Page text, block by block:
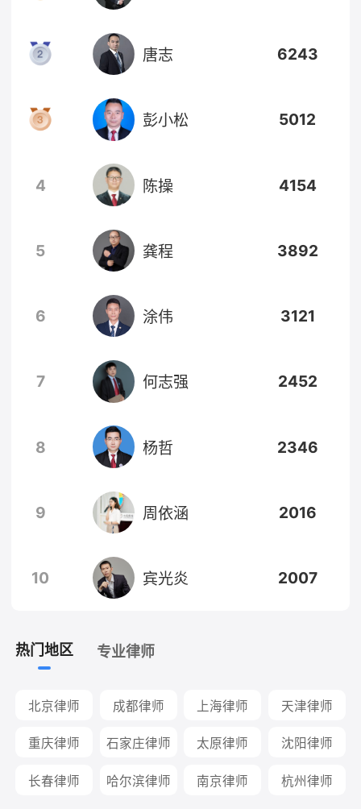
唐志 6243
彭小松 5012
4 陈操 4154
5 龚程 3892
6 涂伟 3121
7 何志强 2452
8 杨哲 2346
9 周依涵 2016
10 宾光炎 2007
热门地区 专业律师
北京律师 成都律师 上海律师 天津律师
重庆律师 石家庄律师 太原律师 沈阳律师
长春律师 哈尔滨律师 南京律师 杭州律师